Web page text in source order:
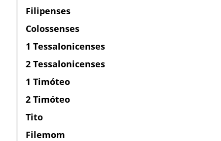
Filipenses
Colossenses
1 Tessalonicenses
2 Tessalonicenses
1 Timóteo
2 Timóteo
Tito
Filemom